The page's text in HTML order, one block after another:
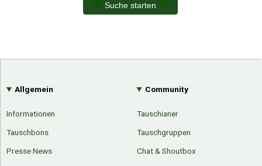
Suche starten
Allgemein
Informationen
Tauschbons
Presse News
Community
Tauschianer
Tauschgruppen
Chat & Shoutbox